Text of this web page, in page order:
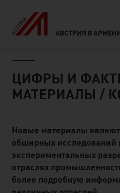
АВСТРИЯ В
ЦИФРЫ И
МАТЕРИАЛЫ /
Standard Content Module
Новые материалы
обширных исследований
экспериментальных
отраслях
более подробную